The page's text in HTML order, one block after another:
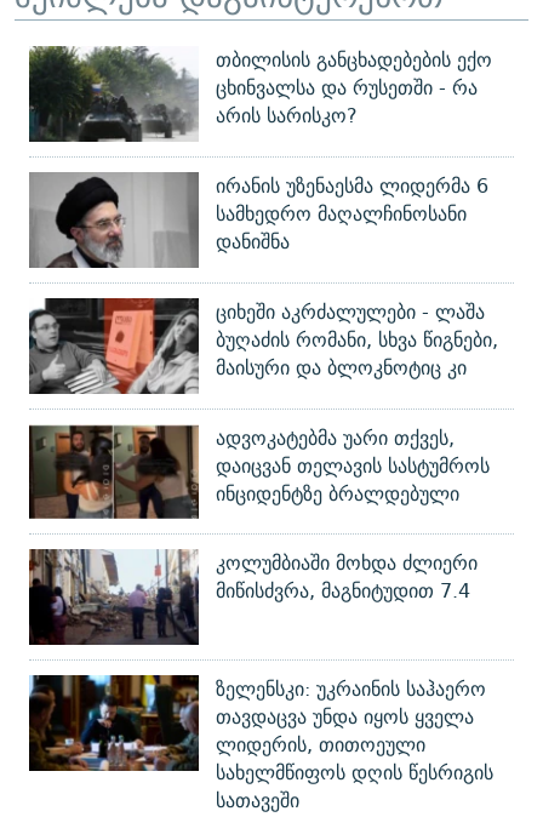
თბილისის განცხადებების ექო
ცხინვალსა და რუსეთში - რა
არის სარისკო?
ირანის უზენაესმა ლიდერმა 6
სამხედრო მაღალჩინოსანი
დანიშნა
ციხეში აკრძალულები - ლაშა
ბუღაძის რომანი, სხვა წიგნები,
მაისური და ბლოკნოტიც კი
ადვოკატებმა უარი თქვეს,
დაიცვან თელავის სასტუმროს
ინციდენტზე ბრალდებული
კოლუმბიაში მოხდა ძლიერი
მიწისძვრა, მაგნიტუდით 7.4
ზელენსკი: უკრაინის საჰაერო
თავდაცვა უნდა იყოს ყველა
ლიდერის, თითოეული
სახელმწიფოს დღის წესრიგის
სათავეში